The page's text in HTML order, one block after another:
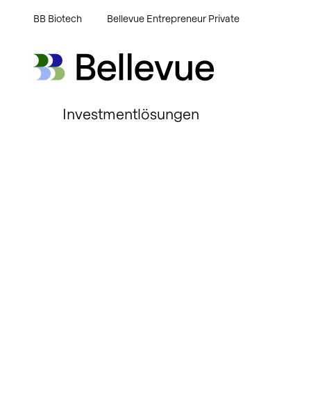
BB Biotech Bellevue Entrepreneur Private
Bellevue Group AG
Investmentlösungen